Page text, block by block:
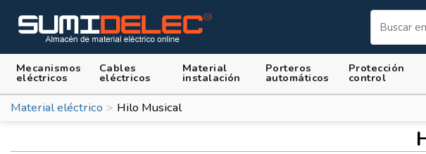
Mecanismos
eléctricos
Cables
eléctricos
Material
instalación
Porteros
automáticos
Protección
control
Material eléctrico Hilo Musical